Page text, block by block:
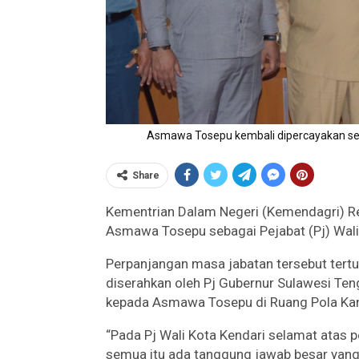
Asmawa Tosepu kembali dipercayakan
Share
Kementrian Dalam Negeri (Kemendagri)
Asmawa Tosepu sebagai Pejabat (Pj)
Perpanjangan masa jabatan tersebut
diserahkan oleh Pj Gubernur Sulawesi
kepada Asmawa Tosepu di Ruang Pola
“Pada Pj Wali Kota Kendari selamat atas
semua itu ada tanggung jawab besar